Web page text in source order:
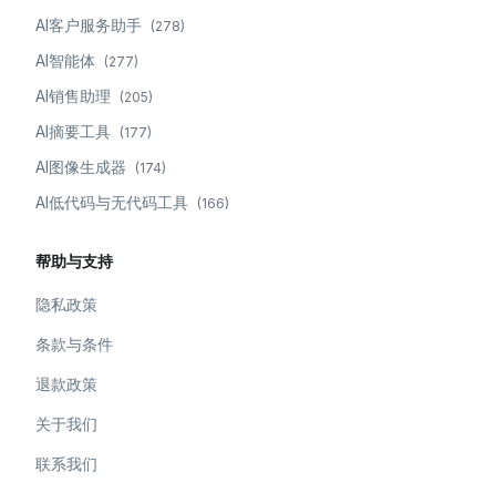
AI客户服务助手 (278)
AI智能体 (277)
AI销售助理 (205)
AI摘要工具 (177)
AI图像生成器 (174)
AI低代码与无代码工具 (166)
帮助与支持
隐私政策
条款与条件
退款政策
关于我们
联系我们